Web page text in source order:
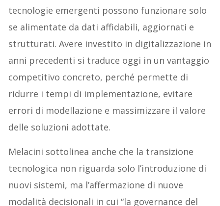
tecnologie emergenti possono funzionare solo
se alimentate da dati affidabili, aggiornati e
strutturati. Avere investito in digitalizzazione in
anni precedenti si traduce oggi in un vantaggio
competitivo concreto, perché permette di
ridurre i tempi di implementazione, evitare
errori di modellazione e massimizzare il valore
delle soluzioni adottate.
Melacini sottolinea anche che la transizione
tecnologica non riguarda solo l’introduzione di
nuovi sistemi, ma l’affermazione di nuove
modalità decisionali in cui “la governance del